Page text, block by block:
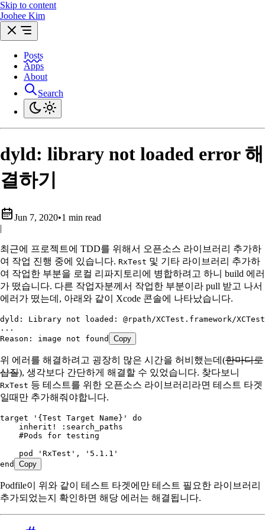
Skip to content
Joohee Kim
Posts
Apps
About
Search
dyld: library not loaded error 해
결하기
Jun 7, 2020•1 min read
|
최근에 프로젝트에 TDD를 위해서 오픈소스 라이브러리 추가하
여 작업 진행 중에 있습니다. RxTest 및 기타 라이브러리 추가하
여 작업한 부분을 로컬 리파지토리에 병합하려고 하니 build 에러
가 떴습니다. 다른 작업자분께서 작업한 부분이라 pull 받고 나서
에러가 떴는데, 아래와 같이 Xcode 콘솔에 나타났습니다.
dyld: Library not loaded: @rpath/XCTest.framework/XCTest
...
Reason: image not found
Copy
위 에러를 해결하려고 굉장히 많은 시간을 허비했는데(한마디로
삽질), 생각보다 간단하게 해결할 수 있었습니다. 찾다보니
RxTest 등 테스트를 위한 오픈소스 라이브러리라면 테스트 타겟
일때만 추가해줘야합니다.
target '{Test Target Name}' do
    inherit! :search_paths
    #Pods for testing
    pod 'RxTest', '5.1.1'
end
Copy
Podfile이 위와 같이 테스트 타겟에만 테스트 필요한 라이브러리
추가되었는지 확인하면 해당 에러는 해결됩니다.